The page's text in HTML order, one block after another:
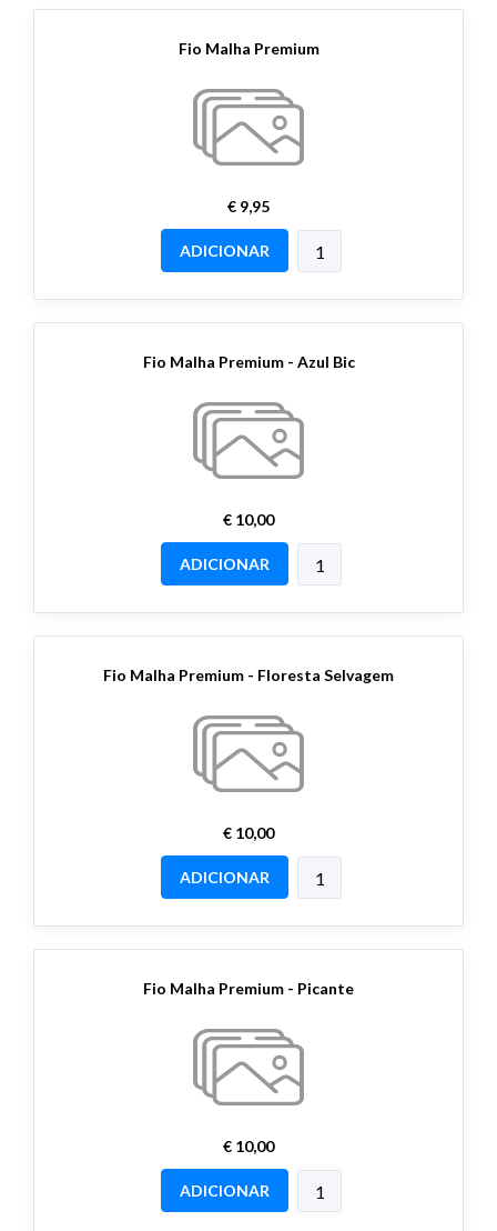
Fio Malha Premium
€ 9,95
ADICIONAR
Fio Malha Premium - Azul Bic
€ 10,00
ADICIONAR
Fio Malha Premium - Floresta Selvagem
€ 10,00
ADICIONAR
Fio Malha Premium - Picante
€ 10,00
ADICIONAR